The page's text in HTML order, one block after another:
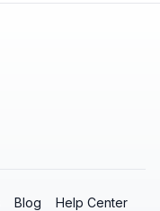
Blog
Help Center